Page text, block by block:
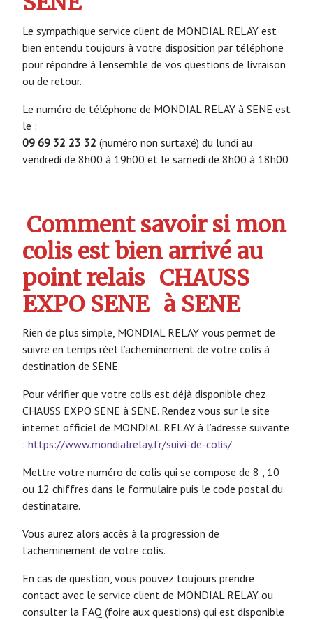
Le sympathique service client de MONDIAL RELAY est
bien entendu toujours à votre disposition par téléphone
pour répondre à l’ensemble de vos questions de livraison
ou de retour.
Le numéro de téléphone de MONDIAL RELAY à SENE est
le :
09 69 32 23 32 (numéro non surtaxé) du lundi au
vendredi de 8h00 à 19h00 et le samedi de 8h00 à 18h00
Comment savoir si mon
colis est bien arrivé au
point relais CHAUSS
EXPO SENE à SENE
Rien de plus simple, MONDIAL RELAY vous permet de
suivre en temps réel l’acheminement de votre colis à
destination de SENE.
Pour vérifier que votre colis est déjà disponible chez
CHAUSS EXPO SENE à SENE. Rendez vous sur le site
internet officiel de MONDIAL RELAY à l’adresse suivante
: https://www.mondialrelay.fr/suivi-de-colis/
Mettre votre numéro de colis qui se compose de 8 , 10
ou 12 chiffres dans le formulaire puis le code postal du
destinataire.
Vous aurez alors accès à la progression de
l’acheminement de votre colis.
En cas de question, vous pouvez toujours prendre
contact avec le service client de MONDIAL RELAY ou
consulter la FAQ (foire aux questions) qui est disponible